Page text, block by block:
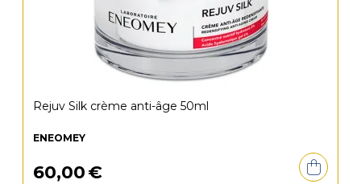
Rejuv Silk crème anti-âge 50ml
ENEOMEY
60,00€